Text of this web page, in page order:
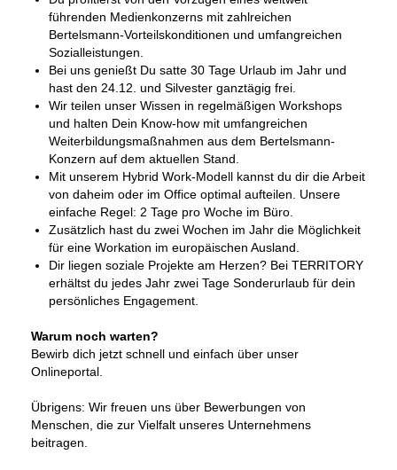
führenden Medienkonzerns mit zahlreichen
Bertelsmann-Vorteilskonditionen und umfangreichen
Sozialleistungen.
Bei uns genießt Du satte 30 Tage Urlaub im Jahr und
hast den 24.12. und Silvester ganztägig frei.
Wir teilen unser Wissen in regelmäßigen Workshops
und halten Dein Know-how mit umfangreichen
Weiterbildungsmaßnahmen aus dem Bertelsmann-
Konzern auf dem aktuellen Stand.
Mit unserem Hybrid Work-Modell kannst du dir die Arbeit
von daheim oder im Office optimal aufteilen. Unsere
einfache Regel: 2 Tage pro Woche im Büro.
Zusätzlich hast du zwei Wochen im Jahr die Möglichkeit
für eine Workation im europäischen Ausland.
Dir liegen soziale Projekte am Herzen? Bei TERRITORY
erhältst du jedes Jahr zwei Tage Sonderurlaub für dein
persönliches Engagement.
Warum noch warten?
Bewirb dich jetzt schnell und einfach über unser
Onlineportal.
Übrigens: Wir freuen uns über Bewerbungen von
Menschen, die zur Vielfalt unseres Unternehmens
beitragen.